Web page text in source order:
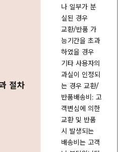
절차
나 일부가 분
실된 경우
교환/반품 가
능기간을 초과
하였을 경우
기타 사용자의
과실이 인정되
는 경우 교환/
반품배송비: 고
객변심에 의한
교환 및 반품
시 발생되는
배송비는 고객